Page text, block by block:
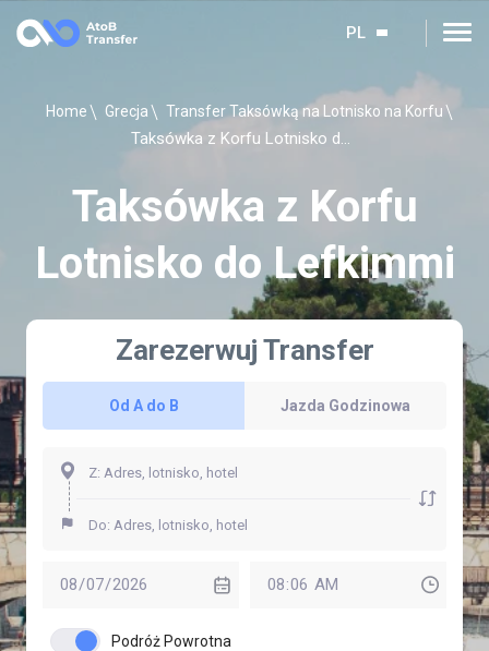
PL
Home Grecja Transfer Taksówką na Lotnisko na Korfu
Taksówka z Korfu Lotnisko do Lefkimmi
Taksówka z Korfu
Lotnisko do Lefkimmi
Zarezerwuj Transfer
Od A do B Jazda Godzinowa
Podróż Powrotna